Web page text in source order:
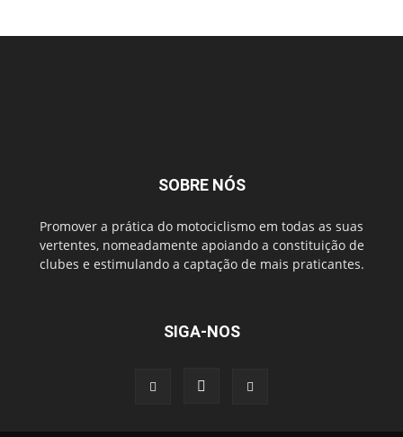
SOBRE NÓS
Promover a prática do motociclismo em todas as suas
vertentes, nomeadamente apoiando a constituição de
clubes e estimulando a captação de mais praticantes.
SIGA-NOS